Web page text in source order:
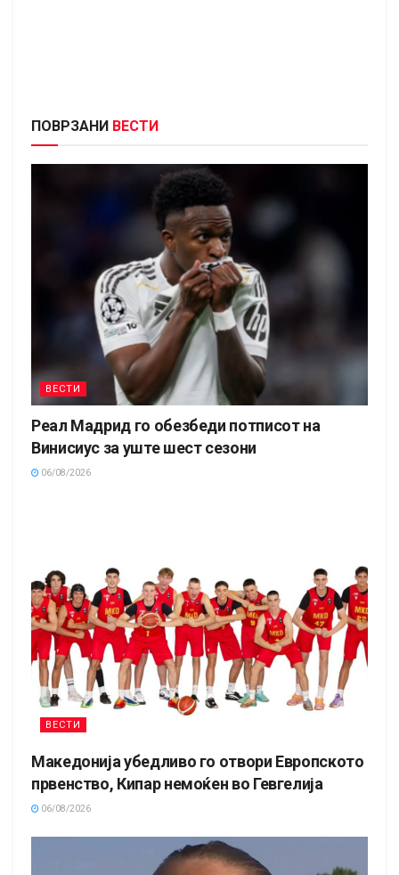
ПОВРЗАНИ ВЕСТИ
ВЕСТИ
Реал Мадрид го обезбеди потписот на
Винисиус за уште шест сезони
06/08/2026
ВЕСТИ
Македонија убедливо го отвори Европското
првенство, Кипар немоќен во Гевгелија
06/08/2026